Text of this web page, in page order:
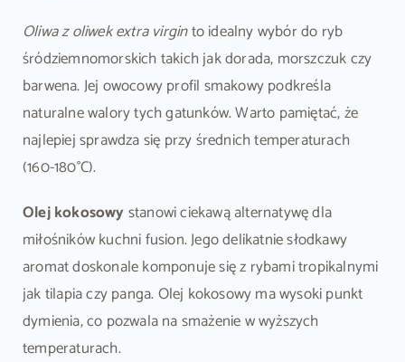
Oliwa z oliwek extra virginto idealny wybór do ryb
śródziemnomorskich takich jak dorada, morszczuk czy
barwena. Jej owocowy profil smakowy podkreśla
naturalne walory tych gatunków. Warto pamiętać, że
najlepiej sprawdza się przy średnich temperaturach
(160-180°C).
Olej kokosowy stanowi ciekawą alternatywę dla
miłośników kuchni fusion. Jego delikatnie słodkawy
aromat doskonale komponuje się z rybami tropikalnymi
jak tilapia czy panga. Olej kokosowy ma wysoki punkt
dymienia, co pozwala na smażenie w wyższych
temperaturach.